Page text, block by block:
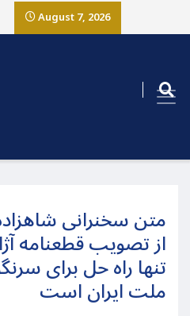
August 7, 2026
متن سخنرانی
از تصویب قطعنامه
تنها راه حل برای
ملت ایران است